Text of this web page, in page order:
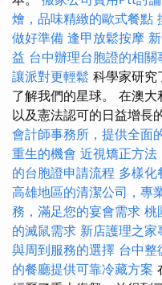
燴，品味精緻的歐式餐點
做好準備 逢甲放鬆按摩
益 台中辦理台胞證的相關
讓派對更輕鬆 科學家研究
了解我們的星球。 在澳
以及憲法認可的日益增長
會計師事務所，提供全面
重生的機會 近視矯正方法
的台胞證申請流程 多樣化
高雄地區的清潔公司，專
務，滿足您的宴會需求 桃
的滅鼠需求 新店護理之家
與周到服務的選擇 台中整
的餐廳提供可靠冷藏方案